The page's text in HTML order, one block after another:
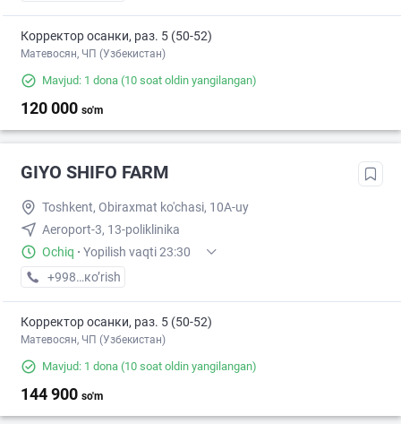
Корректор осанки, раз. 5 (50-52)
Матевосян, ЧП (Узбекистан)
Mavjud: 1 dona (10 soat oldin yangilangan)
120 000 so'm
GIYO SHIFO FARM
Toshkent, Obiraxmat ko'chasi, 10A-uy
Aeroport-3, 13-poliklinika
Ochiq · Yopilish vaqti 23:30
+998 (97) XXX-XX-XX
кo’rish
Корректор осанки, раз. 5 (50-52)
Матевосян, ЧП (Узбекистан)
Mavjud: 1 dona (10 soat oldin yangilangan)
144 900 so'm